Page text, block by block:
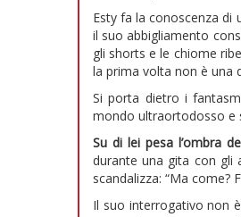
Esty fa la conoscenza di
il suo abbigliamento
gli shorts e le chiome
la prima volta non è una
Si porta dietro i
mondo ultraortodosso e
Su di lei pesa l’ombra
durante una gita con gli
scandalizza: “Ma come?
Il suo interrogativo non